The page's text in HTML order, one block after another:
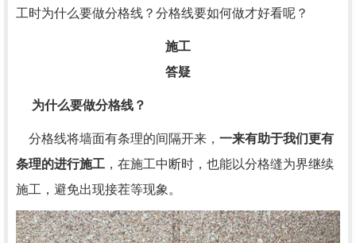
工时为什么要做分格线？分格线要如何做才好看呢？
施工
答疑
为什么要做分格线？
分格线将墙面有条理的间隔开来， 一来有助于我们更有
条理的进行施工 ，在施工中断时，也能以分格缝为界继续
施工，避免出现接茬等现象。